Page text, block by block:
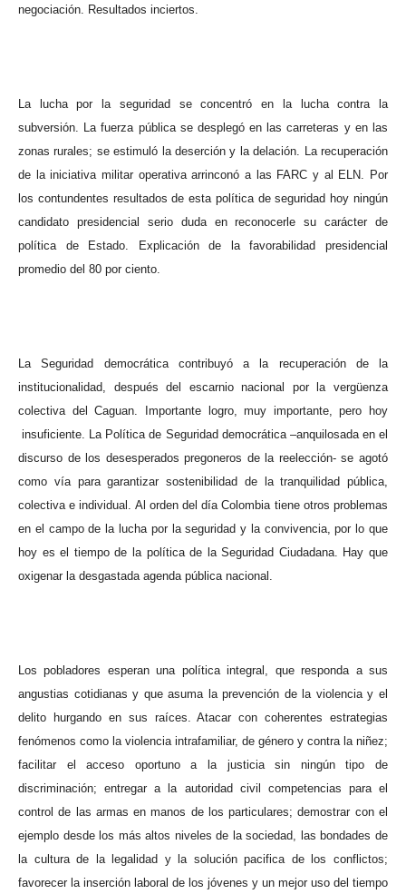
negociación. Resultados inciertos.
La lucha por la seguridad se concentró en la lucha contra la
subversión. La fuerza pública se desplegó en las carreteras y en las
zonas rurales; se estimuló la deserción y la delación. La recuperación
de la iniciativa militar operativa arrinconó a las FARC y al ELN. Por
los contundentes resultados de esta política de seguridad hoy ningún
candidato presidencial serio duda en reconocerle su carácter de
política de Estado. Explicación de la favorabilidad presidencial
promedio del 80 por ciento.
La Seguridad democrática contribuyó a la recuperación de la
institucionalidad, después del escarnio nacional por la vergüenza
colectiva del Caguan. Importante logro, muy importante, pero hoy
insuficiente. La Política de Seguridad democrática –anquilosada en el
discurso de los desesperados pregoneros de la reelección- se agotó
como vía para garantizar sostenibilidad de la tranquilidad pública,
colectiva e individual. Al orden del día Colombia tiene otros problemas
en el campo de la lucha por la seguridad y la convivencia, por lo que
hoy es el tiempo de la política de la Seguridad Ciudadana. Hay que
oxigenar la desgastada agenda pública nacional.
Los pobladores esperan una política integral, que responda a sus
angustias cotidianas y que asuma la prevención de la violencia y el
delito hurgando en sus raíces. Atacar con coherentes estrategias
fenómenos como la violencia intrafamiliar, de género y contra la niñez;
facilitar el acceso oportuno a la justicia sin ningún tipo de
discriminación; entregar a la autoridad civil competencias para el
control de las armas en manos de los particulares; demostrar con el
ejemplo desde los más altos niveles de la sociedad, las bondades de
la cultura de la legalidad y la solución pacifica de los conflictos;
favorecer la inserción laboral de los jóvenes y un mejor uso del tiempo